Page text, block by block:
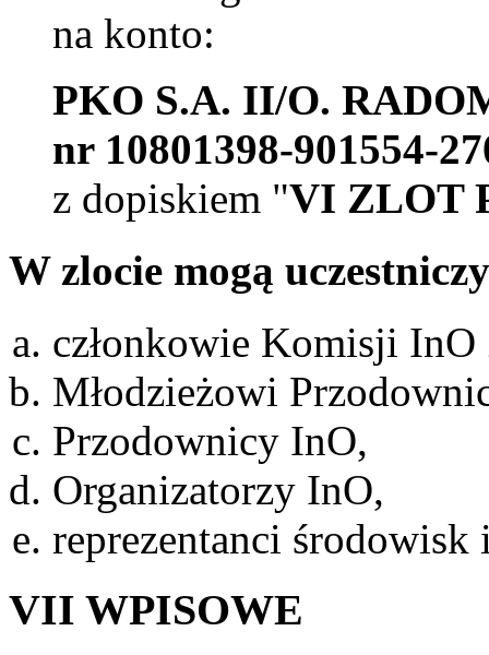
na konto:
PKO S.A. II/O.
nr 10801398-901554-
z dopiskiem "VI ZLOT
W zlocie mogą
członkowie Komisji
Młodzieżowi
Przodownicy InO,
Organizatorzy InO,
reprezentanci
VII WPISOWE